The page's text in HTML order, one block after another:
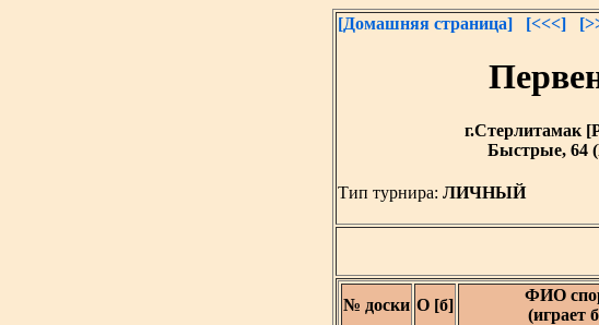
[Домашняя страница] [<<<]
г.Стерлитамак
Быстрые, 64
Тип турнира: ЛИЧНЫЙ
№ доски О [б]
ФИО
(играет